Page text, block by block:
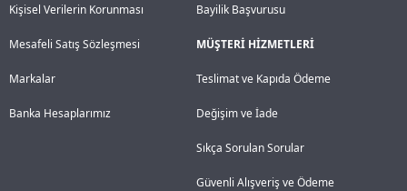
Kişisel Verilerin Korunması
Mesafeli Satış Sözleşmesi
Markalar
Banka Hesaplarımız
Bayilik Başvurusu
MÜŞTERİ HİZMETLERİ
Teslimat ve Kapıda Ödeme
Değişim ve İade
Sıkça Sorulan Sorular
Güvenli Alışveriş ve Ödeme